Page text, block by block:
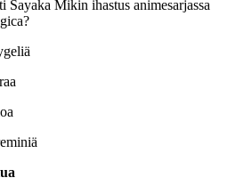
Sayaka Mikin ihastus animesarjassa